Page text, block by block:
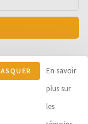
En savoir
plus sur
les